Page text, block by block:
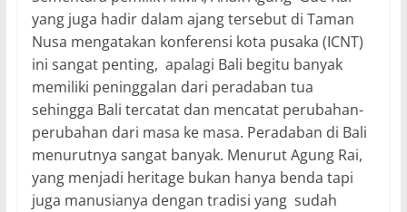
yang juga hadir dalam ajang tersebut di Taman
Nusa mengatakan konferensi kota pusaka (ICNT)
ini sangat penting, apalagi Bali begitu banyak
memiliki peninggalan dari peradaban tua
sehingga Bali tercatat dan mencatat perubahan-
perubahan dari masa ke masa. Peradaban di Bali
menurutnya sangat banyak. Menurut Agung Rai,
yang menjadi heritage bukan hanya benda tapi
juga manusianya dengan tradisi yang sudah